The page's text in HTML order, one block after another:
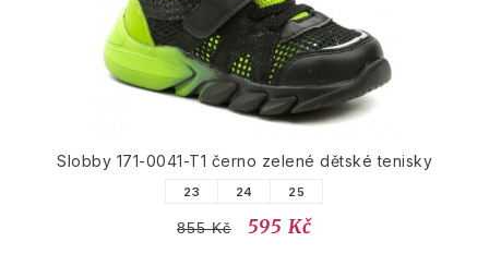
Slobby 171-0041-T1 černo zelené dětské tenisky
23 24 25
855 Kč 595 Kč